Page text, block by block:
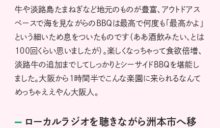
牛や淡路島たまねぎなど地元のものが豊富、アウトドアス
ペースで海を見ながらのBBQは最高で何度も「最高かよ」
という細いため息をついたものです（ああ酒飲みたい、とは
100回くらい思いましたが）。楽しくなっちゃって食欲倍増、
淡路牛の追加までしてしっかりとシーサイドBBQを堪能し
ました。大阪から1時間半でこんな楽園に来られるなんて
めっちゃええやん大阪人。
ローカルラジオを聴きながら洲本市へ移